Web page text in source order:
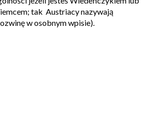
tak Austriacy nazywają
w osobnym wpisie).